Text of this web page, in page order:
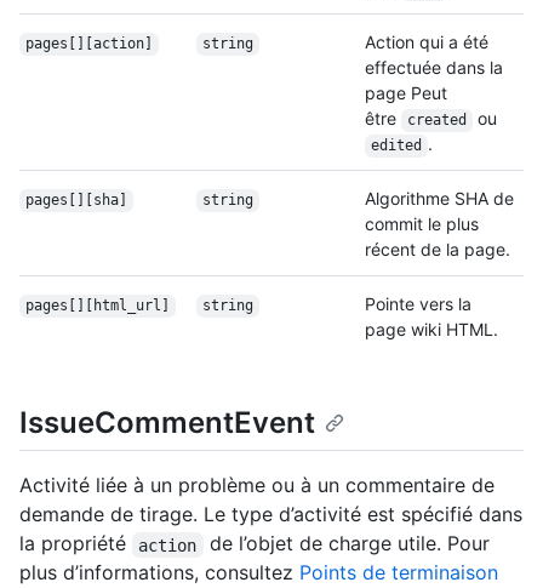
pages[][action] string
Action qui a été
effectuée dans la
page Peut
être
created ou
edited .
pages[][sha] string
Algorithme SHA de
commit le plus
récent de la page.
pages[][html_url] string
Pointe vers la
page wiki HTML.
IssueCommentEvent
Activité liée à un problème ou à un commentaire de
demande de tirage. Le type d’activité est spécifié dans
la propriété
action
de l’objet de charge utile. Pour
plus d’informations, consultez Points de terminaison